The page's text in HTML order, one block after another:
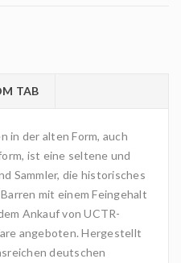
TAB
in der alten Form, auch
ist eine seltene und
Sammler, die historisches
mit einem Feingehalt
Ankauf von UCTR-
angeboten. Hergestellt
deutschen